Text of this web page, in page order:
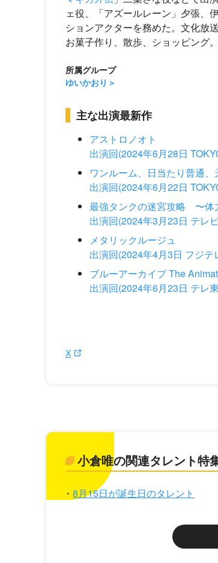
ェ役、「アズールレーン」夕張、
ションアクターを務めた。文化放
お菓子作り、散歩、ショッピング
所属グループ
ゆいかおり
主な出演最新作
アストロノオト
出演回(2024年6月28日
ワンルーム、日当たり普通、
出演回(2024年6月22日
最強タンクの迷宮攻略 〜体
出演回(2024年3月23日 テレ
メタリックルージュ
出演回(2024年4月3日 フジテ
ブルーアーカイブ The
出演回(2024年6月23日 テレ
X
小倉唯の関連タレント特
8月15日が誕生日のタレント